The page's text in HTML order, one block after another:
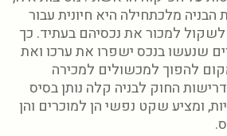
מלכתחילה היא חיונית עבור
למכור את נכסיהם בעתיד. כך
שנעשו בנכס ישפרו את ערכו ואת
להפוך למכשולים למכירה
החוק לבניה קלה נותן בסיס
ומציע שקט נפשי הן למוכרים והן